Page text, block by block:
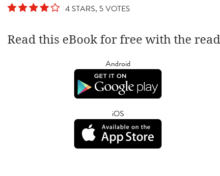
4 STARS, 5 VOTES
Read this eBook for free with the
Android
iOS